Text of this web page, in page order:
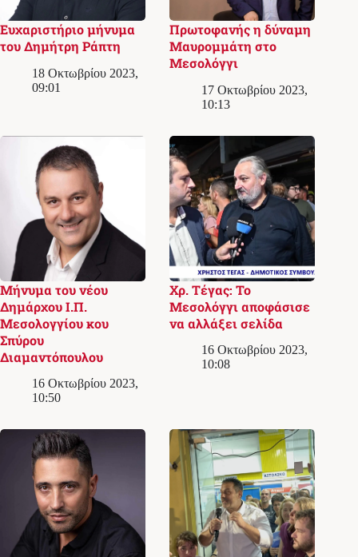
Ευχαριστήριο μήνυμα
του Δημήτρη Ράπτη
18 Οκτωβρίου 2023,
09:01
Πρωτοφανής η δύναμη
Μαυρομμάτη στο
Μεσολόγγι
17 Οκτωβρίου 2023,
10:13
Μήνυμα του νέου
Δημάρχου Ι.Π.
Μεσολογγίου κου
Σπύρου
Διαμαντόπουλου
16 Οκτωβρίου 2023,
10:50
Χρ. Τέγας: Το
Μεσολόγγι αποφάσισε
να αλλάξει σελίδα
16 Οκτωβρίου 2023,
10:08